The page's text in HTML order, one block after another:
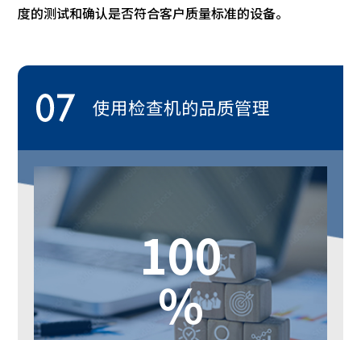
度的测试和确认是否符合客户质量标准的设备。
使用检查机的品质管理
100
％